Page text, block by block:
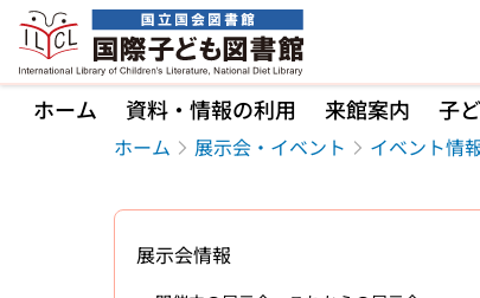
本文へ移動
ホーム 資料・情報の利用 来館案内 子
ホーム 展示会・イベント イベント情
展示会情報